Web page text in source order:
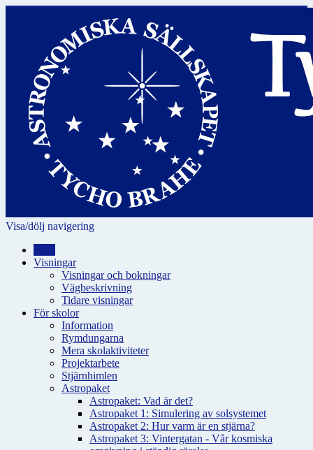
Visa/dölj navigering
Visningar
Visningar och bokningar
Vägbeskrivning
Tidare visningar
För skolor
Information
Rymdungarna
Mera skolaktiviteter
Projektarbete
Stjärnhimlen
Astropaket
Astropaket: Vad är det?
Astropaket 1: Simulering av solsystemet
Astropaket 2: Hur varm är en stjärna?
Astropaket 3: Vintergatan - Vår kosmiska